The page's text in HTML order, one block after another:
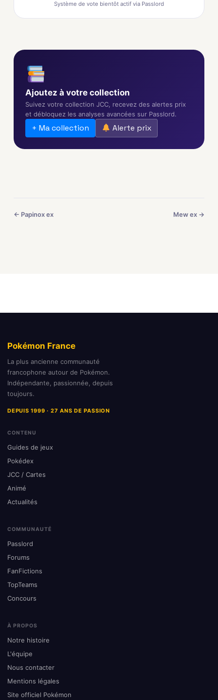
Système de vote bientôt actif via Passlord
Ajoutez à votre collection
Suivez votre collection JCC, recevez des alertes prix
et débloquez les analyses avancées sur Passlord.
+ Ma collection Alerte prix
← Papinox ex Mew ex →
Pokémon France
La plus ancienne communauté
francophone autour de Pokémon.
Indépendante, passionnée, depuis
toujours.
DEPUIS 1999 · 27 ANS DE PASSION
CONTENU
Guides de jeux
Pokédex
JCC / Cartes
Animé
Actualités
COMMUNAUTÉ
Passlord
Forums
FanFictions
TopTeams
Concours
À PROPOS
Notre histoire
L'équipe
Nous contacter
Mentions légales
Site officiel Pokémon